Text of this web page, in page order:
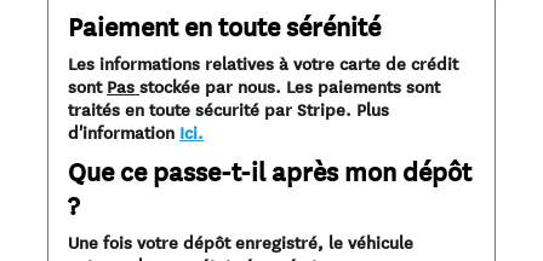
Paiement en toute sérénité
Les informations relatives à votre carte de crédit
sont Pas stockée par nous. Les paiements sont
traités en toute sécurité par Stripe. Plus
d'information Ici.
Que ce passe-t-il après mon dépôt
?
Une fois votre dépôt enregistré, le véhicule